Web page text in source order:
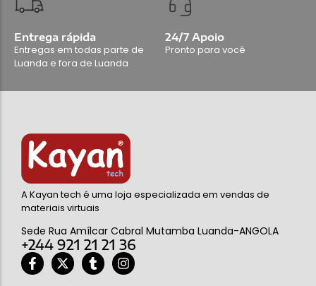
Entrega rápida
Entregas em todas parte de
Luanda e fora de Luanda
24/7 Apoio
Pronto para você
A Kayan tech é uma loja especializada em vendas de
materiais virtuais
Sede Rua Amílcar Cabral Mutamba Luanda-ANGOLA
+244 921 21 21 36